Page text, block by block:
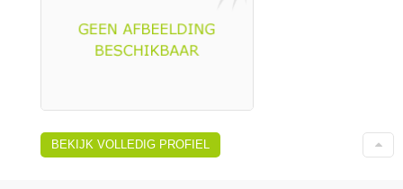
BEKIJK VOLLEDIG PROFIEL